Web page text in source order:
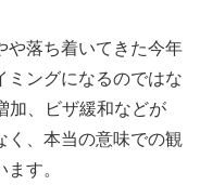
や落ち着いてきた今年
ミングになるのではな
加、ビザ緩和などが
く、本当の意味での観
す。